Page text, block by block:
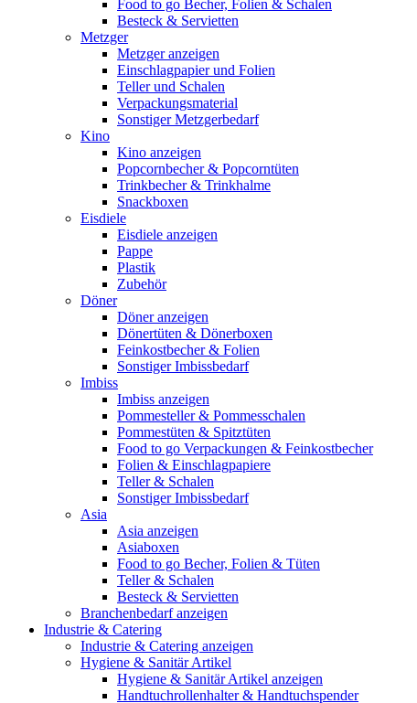
Food to go Becher, Folien & Schalen
Besteck & Servietten
Metzger
Metzger anzeigen
Einschlagpapier und Folien
Teller und Schalen
Verpackungsmaterial
Sonstiger Metzgerbedarf
Kino
Kino anzeigen
Popcornbecher & Popcorntüten
Trinkbecher & Trinkhalme
Snackboxen
Eisdiele
Eisdiele anzeigen
Pappe
Plastik
Zubehör
Döner
Döner anzeigen
Dönertüten & Dönerboxen
Feinkostbecher & Folien
Sonstiger Imbissbedarf
Imbiss
Imbiss anzeigen
Pommesteller & Pommesschalen
Pommestüten & Spitztüten
Food to go Verpackungen & Feinkostbecher
Folien & Einschlagpapiere
Teller & Schalen
Sonstiger Imbissbedarf
Asia
Asia anzeigen
Asiaboxen
Food to go Becher, Folien & Tüten
Teller & Schalen
Besteck & Servietten
Branchenbedarf anzeigen
Industrie & Catering
Industrie & Catering anzeigen
Hygiene & Sanitär Artikel
Hygiene & Sanitär Artikel anzeigen
Handtuchrollenhalter & Handtuchspender